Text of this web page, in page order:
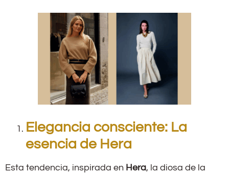
Elegancia consciente: La
esencia de Hera
Esta tendencia, inspirada en Hera, la diosa de la